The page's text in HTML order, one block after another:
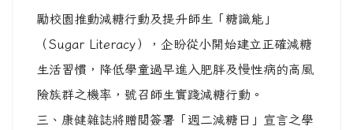
勵校園推動減糖行動及提升師生「糖識能」
（Sugar Literacy），企盼從小開始建立正確減糖
生活習慣，降低學童過早進入肥胖及慢性病的高風
險族群之機率，號召師生實踐減糖行動。
三、康健雜誌將贈閱簽署「週二減糖日」宣言之學